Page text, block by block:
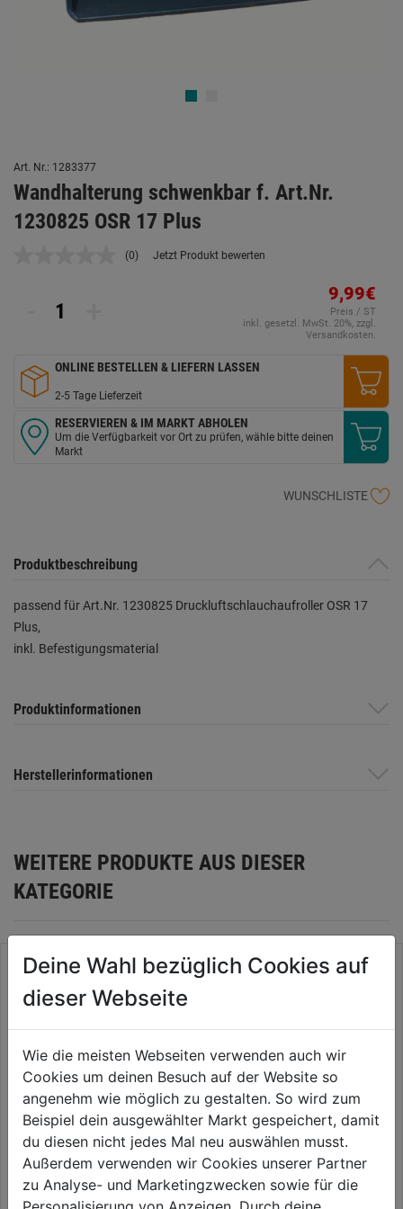
Art. Nr.: 1283377
Wandhalterung schwenkbar f. Art.Nr.
1230825 OSR 17 Plus
Kein
(0) Jetzt Produkt bewerten
9,99€
Preis / ST
inkl. gesetzl. MwSt. 20%, zzgl.
Versandkosten.
ONLINE BESTELLEN & LIEFERN LASSEN
2-5 Tage Lieferzeit
RESERVIEREN & IM MARKT ABHOLEN
Um die Verfügbarkeit vor Ort zu prüfen, wähle bitte deinen
Markt
WUNSCHLISTE
Produktbeschreibung
passend für Art.Nr. 1230825 Druckluftschlauchaufroller OSR 17
Plus,
inkl. Befestigungsmaterial
Produktinformationen
Herstellerinformationen
WEITERE PRODUKTE AUS DIESER
KATEGORIE
0.0 (0)
Sack
0.0 (0)
Deine Wahl bezüglich Cookies auf
dieser Webseite
Wie die meisten Webseiten verwenden auch wir
Cookies um deinen Besuch auf der Website so
angenehm wie möglich zu gestalten. So wird zum
Beispiel dein ausgewählter Markt gespeichert, damit
du diesen nicht jedes Mal neu auswählen musst.
Außerdem verwenden wir Cookies unserer Partner
zu Analyse- und Marketingzwecken sowie für die